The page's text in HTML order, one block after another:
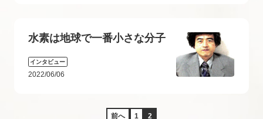
水素は地球で一番小さな分子
インタビュー
2022/06/06
前へ 1 2